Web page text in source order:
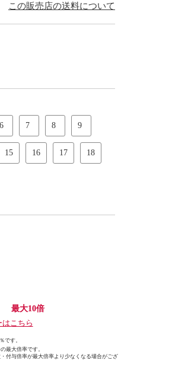
この販売店の送料について
6 7 8 9
15 16 17 18
最大10倍
こちら
です。
最大倍率です。
付与倍率が最大倍率より少なくなる場合がござ